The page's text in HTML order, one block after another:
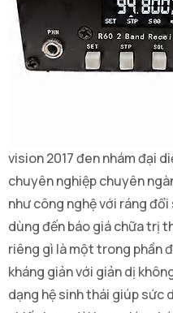
vision 2017 đen nhám đại
chuyên nghiệp chuyên
như công nghệ với ráng
dùng đến báo giá chữa trị
riêng gì là một trong phần
kháng giản với giản dị
dạng hệ sinh thái giúp sức